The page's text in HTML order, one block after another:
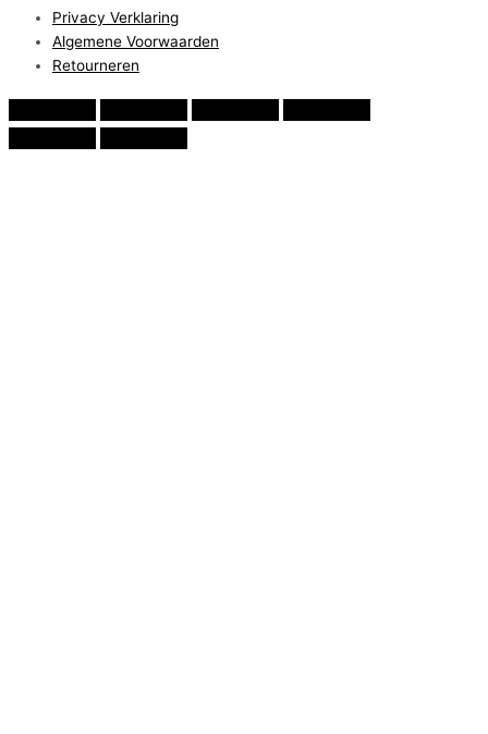
Privacy Verklaring
Algemene Voorwaarden
Retourneren